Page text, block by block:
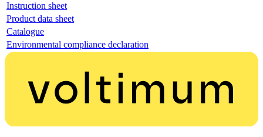
Instruction sheet
Product data sheet
Catalogue
Environmental compliance declaration